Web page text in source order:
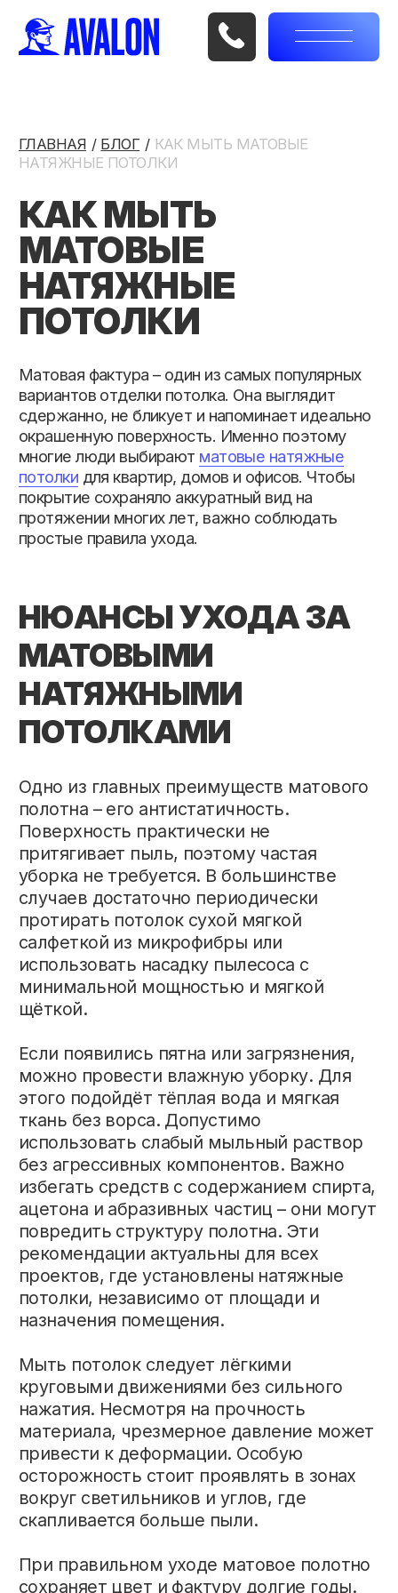
КАК МЫТЬ
МАТОВЫЕ
НАТЯЖНЫЕ
ПОТОЛКИ
Матовая фактура – один из самых популярных
вариантов отделки потолка. Она выглядит
сдержанно, не бликует и напоминает идеально
окрашенную поверхность. Именно поэтому
многие люди выбирают
матовые натяжные
протяжении многих лет, важно соблюдать
простые правила ухода.
НЮАНСЫ УХОДА ЗА
МАТОВЫМИ
НАТЯЖНЫМИ
ПОТОЛКАМИ
притягивает пыль, поэтому частая
уборка не требуется. В большинстве
случаев достаточно периодически
протирать потолок сухой мягкой
использовать насадку пылесоса с
минимальной мощностью и мягкой
щёткой.
этого подойдёт тёплая вода и мягкая
ткань без ворса. Допустимо
использовать слабый мыльный раствор
без агрессивных компонентов. Важно
избегать средств с содержанием спирта,
ацетона и абразивных частиц – они могут
повредить структуру полотна. Эти
рекомендации актуальны для всех
проектов, где установлены натяжные
потолки, независимо от площади и
назначения помещения.
Мыть потолок следует лёгкими
круговыми движениями без сильного
нажатия. Несмотря на прочность
материала, чрезмерное давление может
осторожность стоит проявлять в зонах
вокруг светильников и углов, где
скапливается больше пыли.
При правильном уходе матовое полотно
сохраняет цвет и фактуру долгие годы.
Оно не желтеет, не трескается и
устойчиво к влаге, что особенно важно
для кухонь и ванных комнат. Если
потолок был установлен
профессионально, он не требует
сложного обслуживания и
дополнительных затрат.
ГДЕ ЗАКАЗАТЬ
НАТЯЖНЫЕ ПОТОЛКИ
В МИНСКЕ?
Заказывая установку натяжных потолков
в студии«Авалон», клиенты получают не
только качественный монтаж, но и
подробные рекомендации по
эксплуатации. Специалисты объясняют,
какие средства безопасны для очистки и
как продлить срок службы покрытия. Мы
также предоставляем услугу по
установке натяжных потолков под ключ.
позволяет сохранить эстетичный вид
потолка без лишних усилий. Матовые